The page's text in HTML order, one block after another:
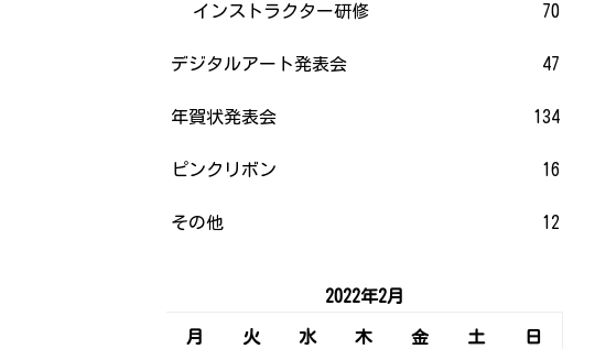
インストラクター研修 70
デジタルアート発表会 47
年賀状発表会 134
ピンクリボン 16
その他 12
2022年2月
月 火 水 木 金 土 日